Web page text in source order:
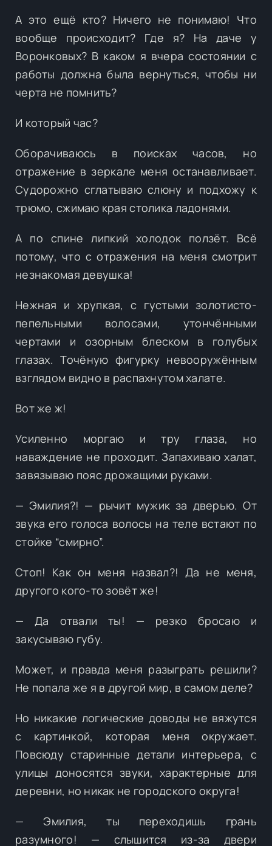
А это ещё кто? Ничего не понимаю! Что
вообще происходит? Где я? На даче у
Воронковых? В каком я вчера состоянии с
работы должна была вернуться, чтобы ни
черта не помнить?
И который час?
Оборачиваюсь в поисках часов, но
отражение в зеркале меня останавливает.
Судорожно сглатываю слюну и подхожу к
трюмо, сжимаю края столика ладонями.
А по спине липкий холодок ползёт. Всё
потому, что с отражения на меня смотрит
незнакомая девушка!
Нежная и хрупкая, с густыми золотисто-
пепельными волосами, утончёнными
чертами и озорным блеском в голубых
глазах. Точёную фигурку невооружённым
взглядом видно в распахнутом халате.
Вот же ж!
Усиленно моргаю и тру глаза, но
наваждение не проходит. Запахиваю халат,
завязываю пояс дрожащими руками.
— Эмилия?! — рычит мужик за дверью. От
звука его голоса волосы на теле встают по
стойке “смирно”.
Стоп! Как он меня назвал?! Да не меня,
другого кого-то зовёт же!
— Да отвали ты! — резко бросаю и
закусываю губу.
Может, и правда меня разыграть решили?
Не попала же я в другой мир, в самом деле?
Но никакие логические доводы не вяжутся
с картинкой, которая меня окружает.
Повсюду старинные детали интерьера, с
улицы доносятся звуки, характерные для
деревни, но никак не городского округа!
— Эмилия, ты переходишь грань
разумного! — слышится из-за двери